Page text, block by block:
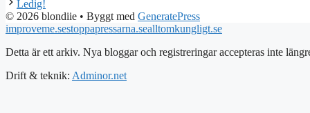
Ledig!
© 2026 blondiie • Byggt med GeneratePress
improveme.sestoppapressarna.sealltomkungligt.se
Detta är ett arkiv. Nya bloggar och registreringar accepteras inte
Drift & teknik: Adminor.net